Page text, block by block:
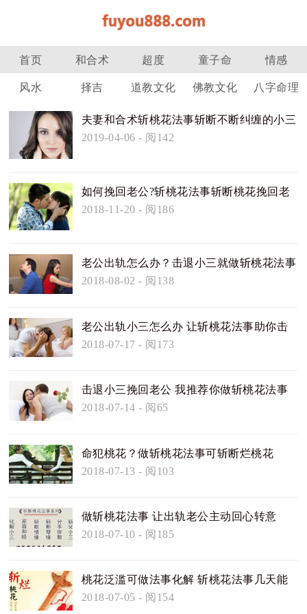
首页 和合术 超度 童子命 情感
风水 择吉 道教文化 佛教文化 八字命理
夫妻和合术斩桃花法事斩断不断纠缠的小三
2019-04-06 - 阅142
如何挽回老公?斩桃花法事斩断桃花挽回老
公
2018-11-20 - 阅186
老公出轨怎么办？击退小三就做斩桃花法事
2018-08-02 - 阅138
老公出轨小三怎么办 让斩桃花法事助你击
退小三
2018-07-17 - 阅173
击退小三挽回老公 我推荐你做斩桃花法事
2018-07-14 - 阅65
命犯桃花？做斩桃花法事可斩断烂桃花
2018-07-13 - 阅103
做斩桃花法事 让出轨老公主动回心转意
2018-07-10 - 阅185
桃花泛滥可做法事化解 斩桃花法事几天能
见效？
2018-07-05 - 阅154